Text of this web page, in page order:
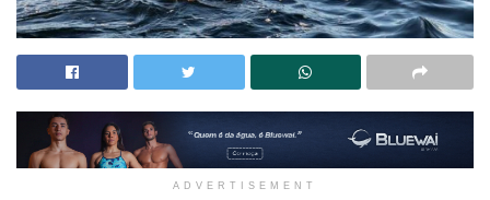
ADVERTISEMENT